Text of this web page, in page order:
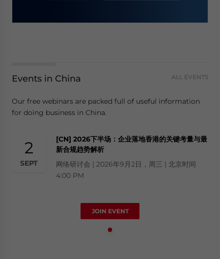
Events in China ALL EVENTS
Our free webinars are packed full of useful information
for doing business in China.
2
SEPT
[CN] 2026下半场：企业落地香港的关键考量与最
新合规趋势解析
网络研讨会 | 2026年9月2日，周三 | 北京时间
4:00 PM
JOIN EVENT